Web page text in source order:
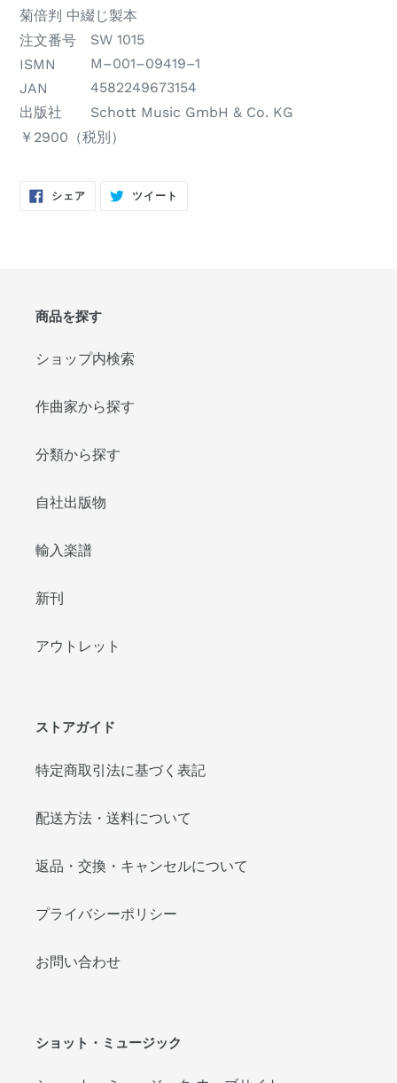
成
構
成
ー
ジ
数
版
型・
製
本
の
種
菊倍判 中綴じ製本
注文番号
SW 1015
ISMN
M–001–09419–1
JAN
4582249673154
出版社
Schott Music GmbH & Co. KG
税
価
￥2900（税別）
シェアFACEBOOKツイート
商品を探す
ショップ内検索
作曲家から探す
分類から探す
自社出版物
輸入楽譜
新刊
アウトレット
ストアガイド
特定商取引法に基づく表記
配送方法・送料について
返品・交換・キャンセルについて
プライバシーポリシー
お問い合わせ
ショット・ミュージック